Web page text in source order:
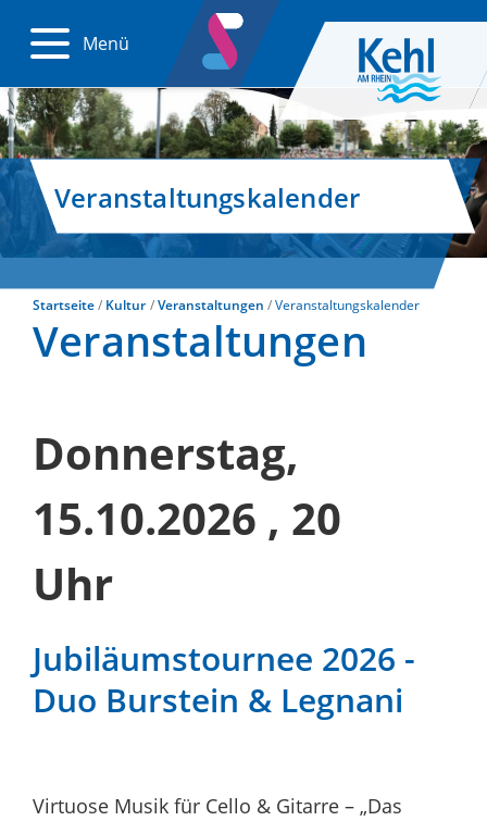
Menü
Veranstaltungskalender
Startseite Kultur Veranstaltungen Veranstaltungskalender
Veranstaltungen
Donnerstag,
15.10.2026 , 20
Uhr
Jubiläumstournee 2026 -
Duo Burstein & Legnani
Virtuose Musik für Cello & Gitarre – „Das